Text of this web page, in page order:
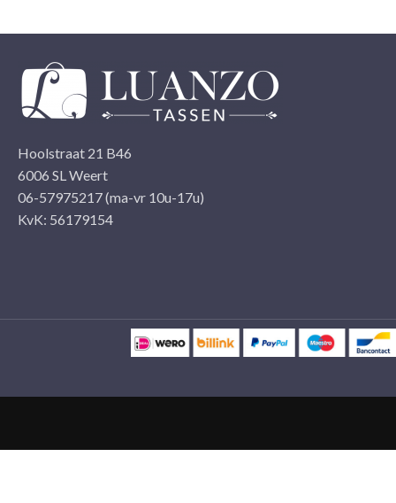
Hoolstraat 21 B46
6006 SL Weert
06-57975217 (ma-vr 10u-17u)
KvK: 56179154